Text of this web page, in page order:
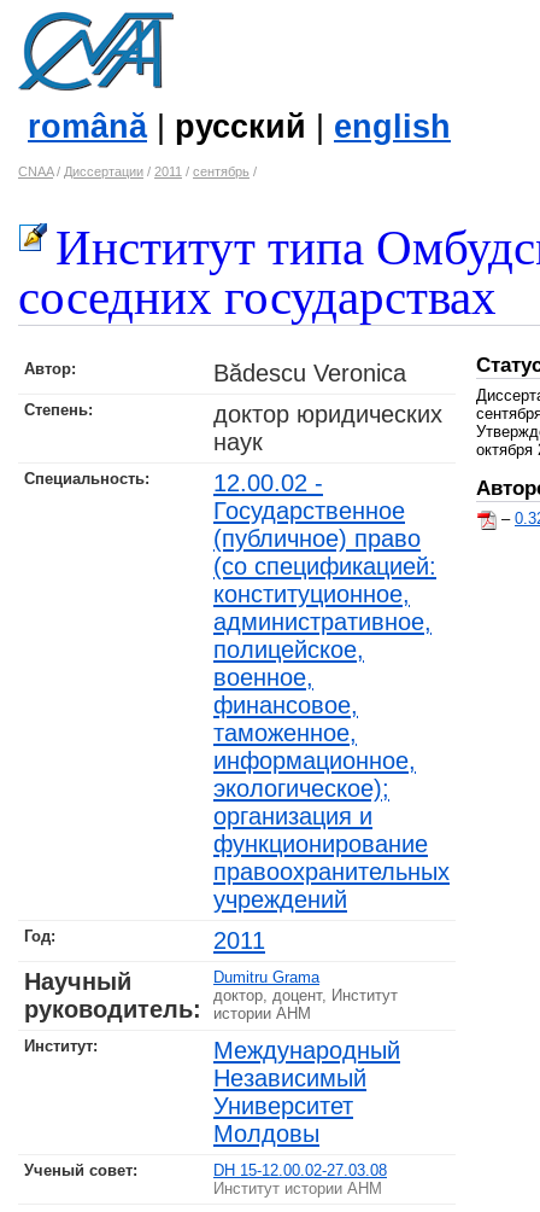
română| русский english
CNAA/ Диссертации / 2011 / сентябрь /
Институт типа
соседних государствах
Автор: Bădescu Veronica
Степень:
доктор юридических
наук
Специальность:
12.00.02 -
Государственное
(публичное) право
(со спецификацией:
конституционное,
административное,
полицейское,
военное,
финансовое,
таможенное,
информационное,
экологическое);
организация и
функционирование
правоохранительных
учреждений
Год:
2011
Научный
руководитель:
Dumitru Grama
доктор, доцент, Институт
истории АНМ
Институт:
Международный
Независимый
Университет
Молдовы
Ученый совет:
DH 15-12.00.02-27.03.08
Институт истории АНМ
октября
–